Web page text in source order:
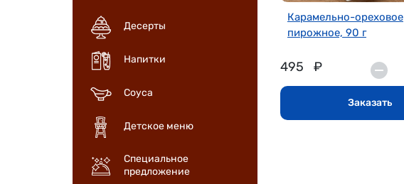
Десерты
Напитки
Соуса
Детское меню
Специальное
предложение
Карамельно-ореховое
пирожное, 90 г
495 ₽
Заказать